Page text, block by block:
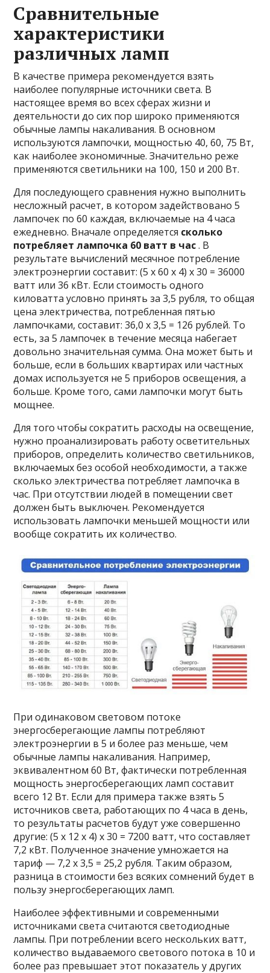
Сравнительные
характеристики
различных ламп
В качестве примера рекомендуется взять
наиболее популярные источники света. В
настоящее время во всех сферах жизни и
деятельности до сих пор широко применяются
обычные лампы накаливания. В основном
используются лампочки, мощностью 40, 60, 75 Вт,
как наиболее экономичные. Значительно реже
применяются светильники на 100, 150 и 200 Вт.
Для последующего сравнения нужно выполнить
несложный расчет, в котором задействовано 5
лампочек по 60 каждая, включаемые на 4 часа
ежедневно. Вначале определяется сколько
потребляет лампочка 60 ватт в час. В
результате вычислений месячное потребление
электроэнергии составит: (5 х 60 х 4) х 30 = 36000
ватт или 36 кВт. Если стоимость одного
киловатта условно принять за 3,5 рубля, то общая
цена электричества, потребленная пятью
лампочками, составит: 36,0 х 3,5 = 126 рублей. То
есть, за 5 лампочек в течение месяца набегает
довольно значительная сумма. Она может быть и
больше, если в больших квартирах или частных
домах используется не 5 приборов освещения, а
больше. Кроме того, сами лампочки могут быть
мощнее.
Для того чтобы сократить расходы на освещение,
нужно проанализировать работу осветительных
приборов, определить количество светильников,
включаемых без особой необходимости, а также
сколько электричества потребляет лампочка в
час. При отсутствии людей в помещении свет
должен быть выключен. Рекомендуется
использовать лампочки меньшей мощности или
вообще сократить их количество.
При одинаковом световом потоке
энергосберегающие лампы потребляют
электроэнергии в 5 и более раз меньше, чем
обычные лампы накаливания. Например,
эквивалентном 60 Вт, фактически потребленная
мощность энергосберегающих ламп составит
всего 12 Вт. Если для примера также взять 5
источников света, работающих по 4 часа в день,
то результаты расчетов будут уже совершенно
другие: (5 х 12 х 4) х 30 = 7200 ватт, что составляет
7,2 кВт. Полученное значение умножается на
тариф — 7,2 х 3,5 = 25,2 рубля. Таким образом,
разница в стоимости без всяких сомнений будет в
пользу энергосберегающих ламп.
Наиболее эффективными и современными
источниками света считаются светодиодные
лампы. При потреблении всего нескольких ватт,
количество выдаваемого светового потока в 10 и
более раз превышает этот показатель у других